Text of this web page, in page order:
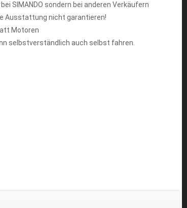
SIMANDO sondern bei anderen Verkäufern
Ausstattung nicht garantieren!
Motoren
selbstverständlich auch selbst fahren.